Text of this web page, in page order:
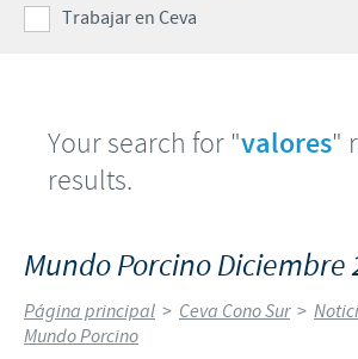
Trabajar en Ceva
Your search for "valores"
results.
Mundo Porcino Diciembre
Página principal > Ceva Cono Sur >
Mundo Porcino